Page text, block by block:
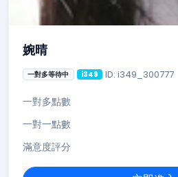
婉晴
一對多等待中 i349 ID: i349_300777
一對多點數
一對一點數
滿意度評分